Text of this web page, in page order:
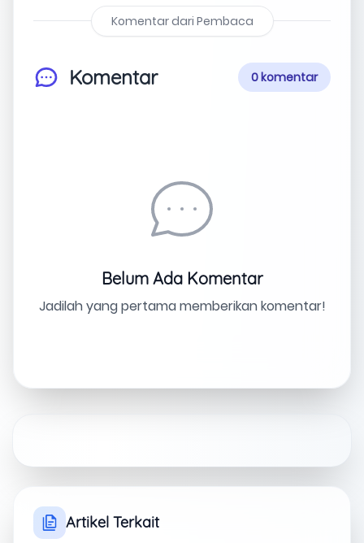
Komentar dari Pembaca
Komentar 0 komentar
Belum Ada Komentar
Jadilah yang pertama memberikan komentar!
Artikel Terkait